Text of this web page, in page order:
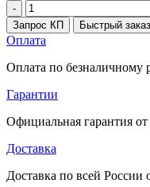
-
Запрос КП
Быстрый заказ
Оплата
Оплата по безналичному
Гарантии
Официальная гарантия
Доставка
Доставка по всей России